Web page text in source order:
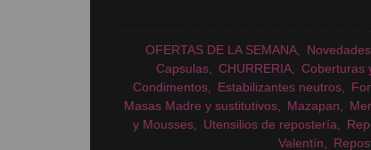
OFERTAS DE LA SEMANA Novedades
Capsulas
CHURRERIA Coberturas
Condimentos
Estabilizantes neutros
Masas Madre y sustitutivos
Mazapan
y Mousses
Utensilios de repostería
Valentín